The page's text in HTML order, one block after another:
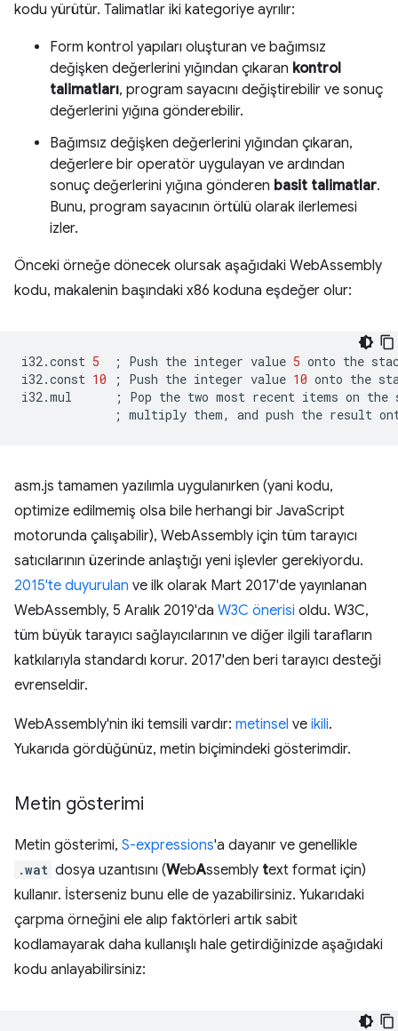
kodu yürütür. Talimatlar iki kategoriye ayrılır:
Form kontrol yapıları oluşturan ve bağımsız
değişken değerlerini yığından çıkaran kontrol
talimatları, program sayacını değiştirebilir ve sonuç
değerlerini yığına gönderebilir.
Bağımsız değişken değerlerini yığından çıkaran,
değerlere bir operatör uygulayan ve ardından
sonuç değerlerini yığına gönderen basit talimatlar.
Bunu, program sayacının örtülü olarak ilerlemesi
izler.
Önceki örneğe dönecek olursak aşağıdaki WebAssembly
kodu, makalenin başındaki x86 koduna eşdeğer olur:
i32.const 5 ; Push the integer value 5 onto the
i32.const 10 ; Push the integer value 10 onto the
i32.mul
; Pop the two most recent items on the
; multiply them, and push the result
asm.js tamamen yazılımla uygulanırken (yani kodu,
optimize edilmemiş olsa bile herhangi bir JavaScript
motorunda çalışabilir), WebAssembly için tüm tarayıcı
satıcılarının üzerinde anlaştığı yeni işlevler gerekiyordu.
2015'te duyurulan ve ilk olarak Mart 2017'de yayınlanan
WebAssembly, 5 Aralık 2019'da W3C önerisi oldu. W3C,
tüm büyük tarayıcı sağlayıcılarının ve diğer ilgili tarafların
katkılarıyla standardı korur. 2017'den beri tarayıcı desteği
evrenseldir.
WebAssembly'nin iki temsili vardır: metinsel ve ikili.
Yukarıda gördüğünüz, metin biçimindeki gösterimdir.
Metin gösterimi
Metin gösterimi, S-expressions'a dayanır ve genellikle
.wat dosya uzantısını (WebAssembly text format için)
kullanır. İsterseniz bunu elle de yazabilirsiniz. Yukarıdaki
çarpma örneğini ele alıp faktörleri artık sabit
kodlamayarak daha kullanışlı hale getirdiğinizde aşağıdaki
kodu anlayabilirsiniz: